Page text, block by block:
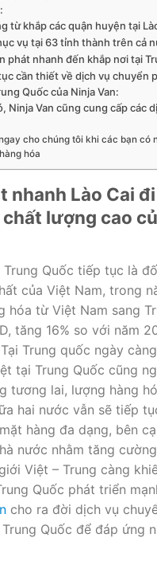
từ khắp các quận huyện tại
vụ tại 63 tỉnh thành trên cả
phát nhanh đến khắp nơi tại
cần thiết về dịch vụ chuyển
Quốc của Ninja Van:
Ninja Van cũng cung cấp các
cho chúng tôi khi các bạn có
hóa
nhanh Lào Cai
chất lượng cao
Trung Quốc tiếp tục là
của Việt Nam, trong
hóa từ Việt Nam sang
tăng 16% so với năm
Trung quốc ngày
tại Trung Quốc cũng
tương lai, lượng hàng
hai nước vẫn sẽ tiếp
hàng đa dạng, bên
nước nhằm tăng
Việt – Trung càng
Quốc phát triển
cho ra đời dịch vụ
Quốc để đáp ứng